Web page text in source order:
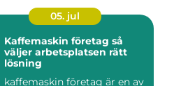
05. jul
Kaffemaskin företag så
väljer arbetsplatsen rätt
lösning
kaffemaskin företag är en av